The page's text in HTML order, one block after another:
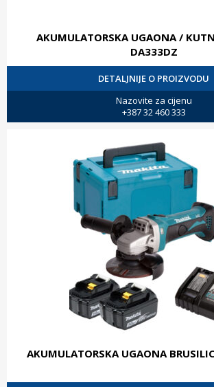
AKUMULATORSKA UGAONA /
DA333DZ
DETALJNIJE O PROIZVODU
Nazovite za cijenu
+387 32 460 333
AKUMULATORSKA UGAONA